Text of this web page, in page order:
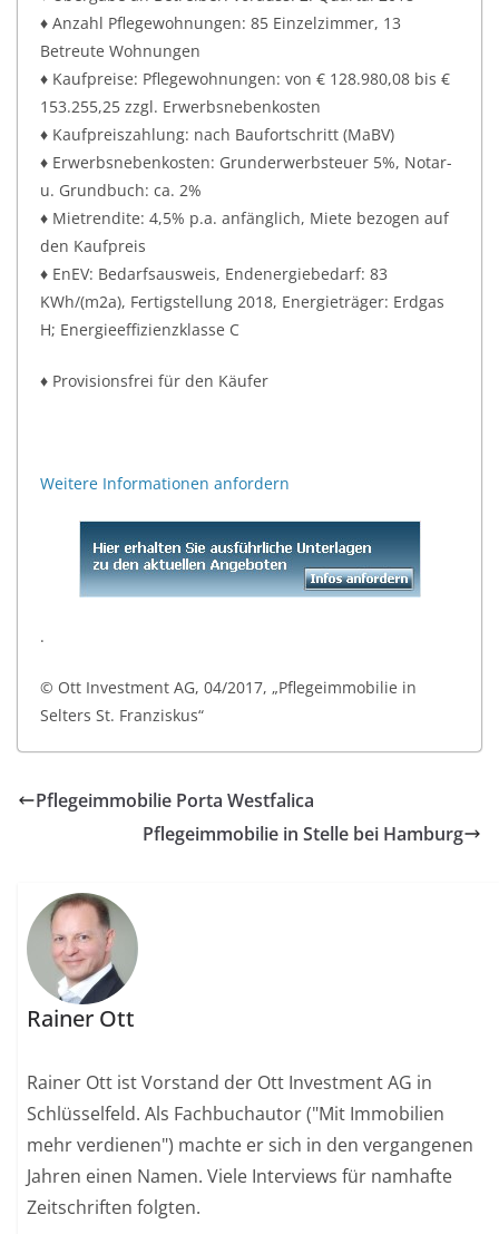
♦ Anzahl Pflegewohnungen: 85 Einzelzimmer, 13
Betreute Wohnungen
♦ Kaufpreise: Pflegewohnungen: von € 128.980,08 bis €
153.255,25 zzgl. Erwerbsnebenkosten
♦ Kaufpreiszahlung: nach Baufortschritt (MaBV)
♦ Erwerbsnebenkosten: Grunderwerbsteuer 5%, Notar-
u. Grundbuch: ca. 2%
♦ Mietrendite: 4,5% p.a. anfänglich, Miete bezogen auf
den Kaufpreis
♦ EnEV: Bedarfsausweis, Endenergiebedarf: 83
KWh/(m2a), Fertigstellung 2018, Energieträger: Erdgas
H; Energieeffizienzklasse C
♦ Provisionsfrei für den Käufer
Weitere Informationen anfordern
.
© Ott Investment AG, 04/2017, „Pflegeimmobilie in
Selters St. Franziskus“
Pflegeimmobilie Porta Westfalica
Pflegeimmobilie in Stelle bei Hamburg
Rainer Ott
Rainer Ott ist Vorstand der Ott Investment AG in
Schlüsselfeld. Als Fachbuchautor ("Mit Immobilien
mehr verdienen") machte er sich in den vergangenen
Jahren einen Namen. Viele Interviews für namhafte
Zeitschriften folgten.